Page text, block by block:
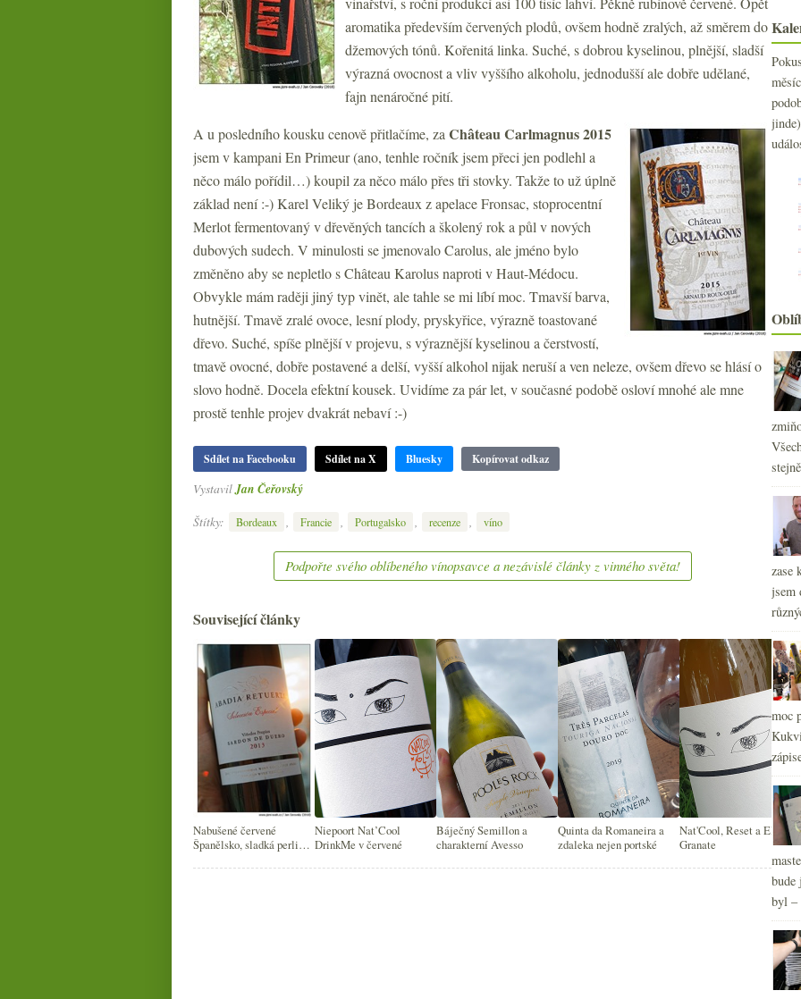
aromatika především červených plodů, ovšem hodně zralých, až směrem do
džemových tónů. Kořenitá linka. Suché, s dobrou kyselinou, plnější, sladší
výrazná ovocnost a vliv vyššího alkoholu, jednodušší ale dobře udělané,
fajn nenáročné pití.
A u posledního kousku cenově přitlačíme, za Château Carlmagnus 2015
jsem v kampani En Primeur (ano, tenhle ročník jsem přeci jen podlehl a
něco málo pořídil…) koupil za něco málo přes tři stovky. Takže to už úplně
základ není :-) Karel Veliký je Bordeaux z apelace Fronsac, stoprocentní
Merlot fermentovaný v dřevěných tancích a školený rok a půl v nových
dubových sudech. V minulosti se jmenovalo Carolus, ale jméno bylo
změněno aby se nepletlo s Château Karolus naproti v Haut-Médocu.
Obvykle mám raději jiný typ vinět, ale tahle se mi líbí moc. Tmavší barva,
hutnější. Tmavě zralé ovoce, lesní plody, pryskyřice, výrazně toastované
dřevo. Suché, spíše plnější v projevu, s výraznější kyselinou a čerstvostí,
tmavě ovocné, dobře postavené a delší, vyšší alkohol nijak neruší a ven neleze, ovšem dřevo se hlásí o
slovo hodně. Docela efektní kousek. Uvidíme za pár let, v současné podobě osloví mnohé ale mne
prostě tenhle projev dvakrát nebaví :-)
Sdílet na Facebooku Sdílet na X Bluesky Kopírovat odkaz
VystavilJan Čeřovský
Štítky:
Bordeaux Francie Portugalsko recenze víno
Podpořte svého oblíbeného vínopsavce a nezávislé články z vinného světa!
Související články
Nabušené červené
Španělsko, sladká perlivá
Portugalsko
Niepoort Nat’Cool
DrinkMe v červené
Báječný Semillon a
charakterní Avesso
Quinta da Romaneira a
zdaleka nejen portské
Nat'Cool, Reset a El Pino
Granate
►
►
►
►
►
►
►
►
►
►
zase
jsem
moc
bude
byl –